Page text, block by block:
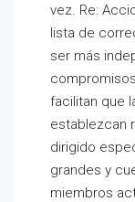
vez. Re:
lista de
ser más
facilitan que
establezcan
dirigido
grandes y
miembros